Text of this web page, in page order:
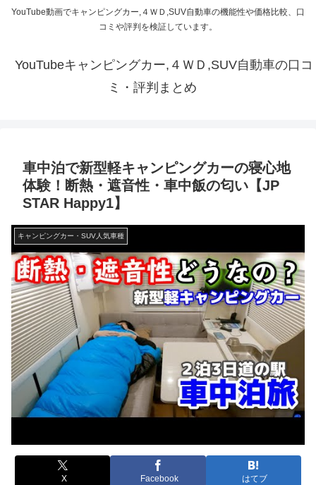
YouTube動画でキャンピングカー,４ＷＤ,SUV自動車の機能性や価格比較、口
コミや評判を検証しています。
YouTubeキャンピングカー,４ＷＤ,SUV自動車の口コ
ミ・評判まとめ
車中泊で新型軽キャンピングカーの寝心地
体験！断熱・遮音性・車中飯の匂い【JP
STAR Happy1】
キャンピングカー・SUV人気車種
X Facebook はてブ